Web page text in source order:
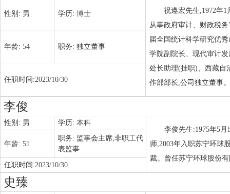
性别: 男 学历: 博士
祝遵宏先生,1972年
从事政府审计、财政税
届全国统计科学研究优
学院副院长、现代审计
处长助理(挂职)、西藏自
作部部长,公司独立董事。
年龄: 54 职务: 独立董事
任职时间:2023/10/30
李俊
性别: 男 学历: 本科
李俊先生:1975年5
师,2003年入职苏宁环球
裁。曾任苏宁环球股份
年龄: 51
职务: 监事会主席,非职工代
表监事
任职时间:2023/10/30
史臻